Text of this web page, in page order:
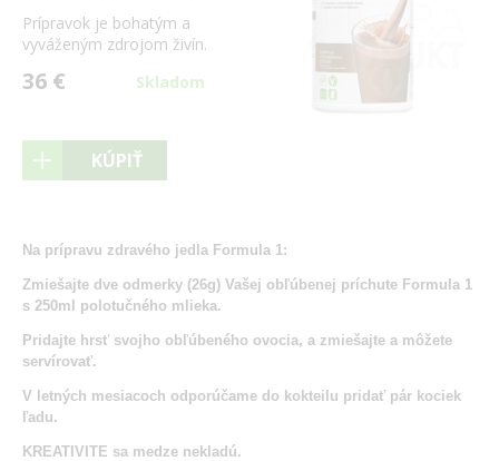
Prípravok je bohatým a
vyváženým zdrojom živín.
36 € Skladom
KÚPIŤ
Na prípravu zdravého jedla Formula 1:
Zmiešajte dve odmerky (26g) Vašej obľúbenej príchute Formula 1
s 250ml polotučného mlieka.
Pridajte hrsť svojho obľúbeného ovocia, a zmiešajte a môžete
servírovať.
V letných mesiacoch odporúčame do kokteilu pridať pár kociek
ľadu.
KREATIVITE sa medze nekladú.